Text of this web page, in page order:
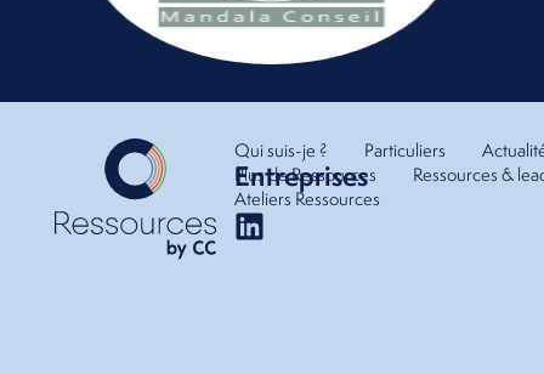
Qui suis-je ? Particuliers
Entreprises
Plus de Ressources
Ressources &
Ateliers Ressources